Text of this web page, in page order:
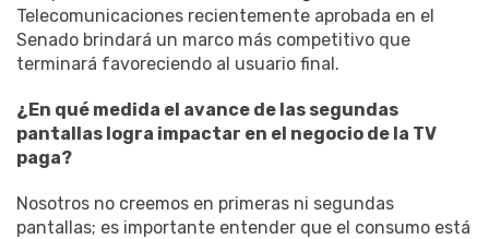
Telecomunicaciones recientemente aprobada en el
Senado brindará un marco más competitivo que
terminará favoreciendo al usuario final.
¿En qué medida el avance de las segundas
pantallas logra impactar en el negocio de la TV
paga?
Nosotros no creemos en primeras ni segundas
pantallas; es importante entender que el consumo está